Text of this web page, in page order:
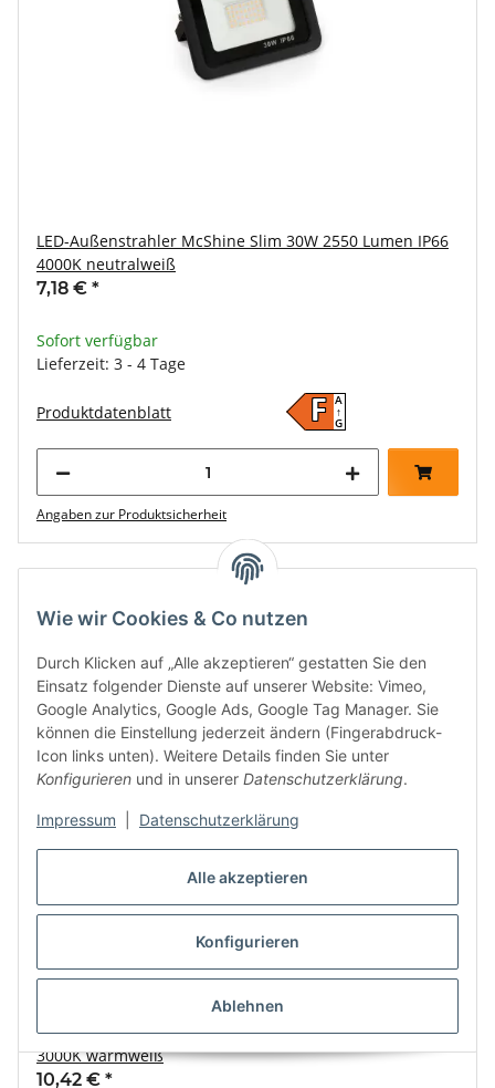
Alle akzeptieren
Konfigurieren
Ablehnen
Wie wir Cookies & Co nutzen
Durch Klicken auf „Alle akzeptieren“ gestatten Sie den
Einsatz folgender Dienste auf unserer Website: Vimeo,
Google Analytics, Google Ads, Google Tag Manager. Sie
können die Einstellung jederzeit ändern (Fingerabdruck-
Icon links unten). Weitere Details finden Sie unter
Konfigurieren und in unserer Datenschutzerklärung.
Impressum Datenschutzerklärung
LED-Außenstrahler McShine Slim 30W 2550 Lumen IP66
4000K neutralweiß
7,18 € *
Sofort verfügbar
Lieferzeit: 3 - 4 Tage
Produktdatenblatt F A
↑
G
Angaben zur Produktsicherheit
NEU
LED-Außenstrahler McShine Slim 50W 4250 Lumen IP66
3000K warmweiß
10,42 € *